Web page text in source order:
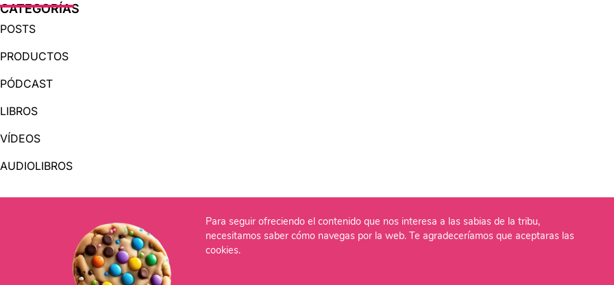
CATEGORÍAS
POSTS
PRODUCTOS
PÓDCAST
LIBROS
VÍDEOS
AUDIOLIBROS
QUIÉNES SOMOS
Para seguir ofreciendo el contenido que nos interesa a las sabias de la tribu,
necesitamos saber cómo navegas por la web. Te agradeceríamos que aceptaras las
cookies.